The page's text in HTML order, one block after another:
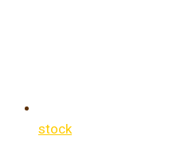
stock